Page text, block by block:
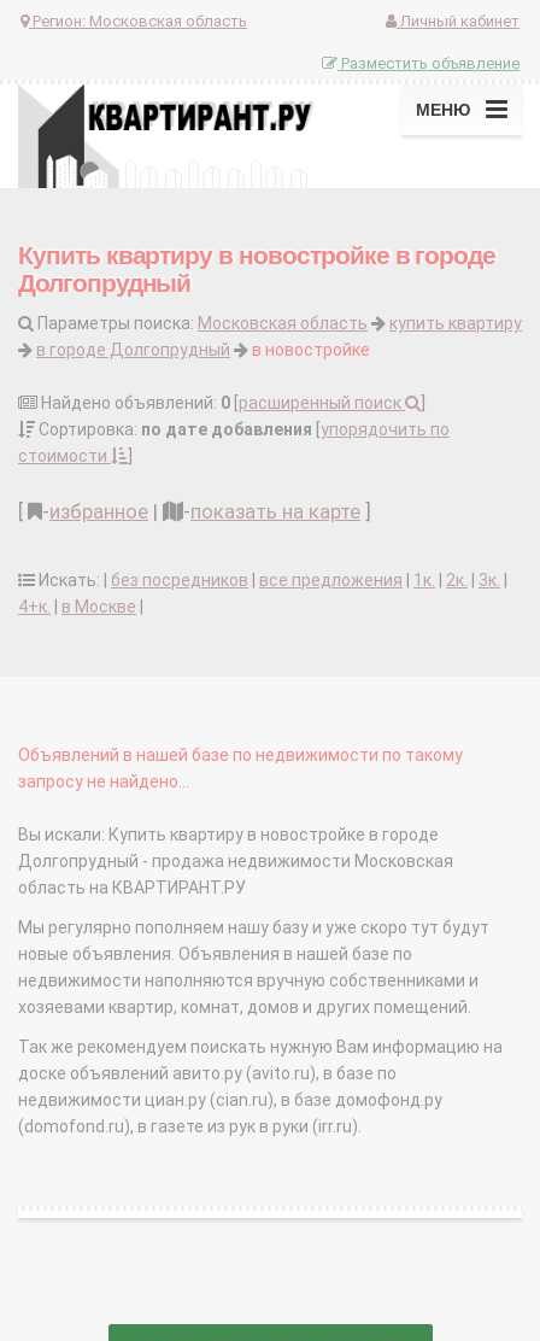
Регион: Московская область Личный кабинет
Разместить объявление
МЕНЮ
Купить квартиру в новостройке в городе
Долгопрудный
Параметры поиска: Московская область
купить квартиру
в городе Долгопрудный
в новостройке
Найдено объявлений: 0 расширенный поиск
Сортировка: по дате добавления упорядочить по
стоимости
-избранное | -показать на карте
Искать: | без посредников все предложения 1к. 2к. 3к.
4+к.
в Москве
Объявлений в нашей базе по недвижимости по такому
запросу не найдено...
Вы искали: Купить квартиру в новостройке в городе
Долгопрудный - продажа недвижимости Московская
область на КВАРТИРАНТ.РУ
Мы регулярно пополняем нашу базу и уже скоро тут будут
новые объявления. Объявления в нашей базе по
недвижимости наполняются вручную собственниками и
хозяевами квартир, комнат, домов и других помещений.
Так же рекомендуем поискать нужную Вам информацию на
доске объявлений авито.ру (avito.ru), в базе по
недвижимости циан.ру (cian.ru), в базе домофонд.ру
(domofond.ru), в газете из рук в руки (irr.ru).